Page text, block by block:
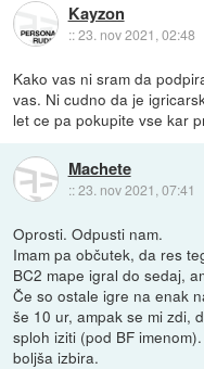
Kayzon
::23. nov 2021, 02:48
Kako vas ni sram da
vas. Ni cudno da je
let ce pa pokupite vse kar
Machete
::23. nov 2021, 07:41
Oprosti. Odpusti nam.
Imam pa občutek, da res
BC2 mape igral do sedaj,
Če so ostale igre na enak
še 10 ur, ampak se mi zdi,
sploh iziti (pod BF
boljša izbira.